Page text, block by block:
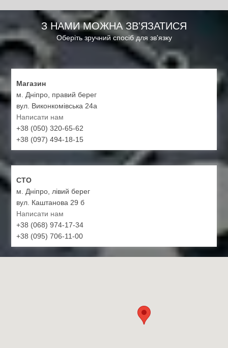
З НАМИ МОЖНА ЗВ'ЯЗАТИСЯ
Оберіть зручний спосіб для зв'язку
Магазин
м. Дніпро, правий берег
вул. Виконкомівська 24а
Написати нам
+38 (050) 320-65-62
+38 (097) 494-18-15
СТО
м. Дніпро, лівий берег
вул. Каштанова 29 б
Написати нам
+38 (068) 974-17-34
+38 (095) 706-11-00